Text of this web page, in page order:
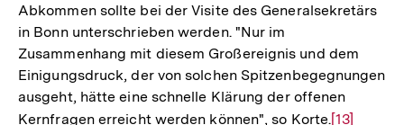
Abkommen sollte bei der Visite des Generalsekretärs
in Bonn unterschrieben werden. "Nur im
Zusammenhang mit diesem Großereignis und dem
Einigungsdruck, der von solchen Spitzenbegegnungen
ausgeht, hätte eine schnelle Klärung der offenen
Kernfragen erreicht werden können", so Korte.Zur
[13]